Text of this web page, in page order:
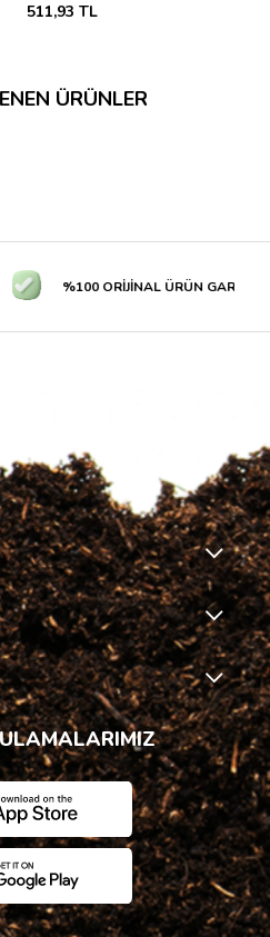
511,93 TL
ÜRÜNLER
%100 ORİJİNAL ÜRÜN GARANTİSİ